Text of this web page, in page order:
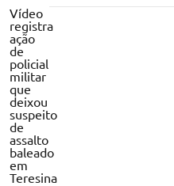
Vídeo
registra
ação
de
policial
militar
que
deixou
suspeito
de
assalto
baleado
em
Teresina